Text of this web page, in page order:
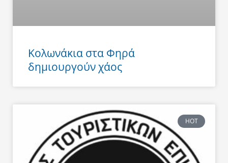
Κολωνάκια στα Φηρά
δημιουργούν χάος
HOT